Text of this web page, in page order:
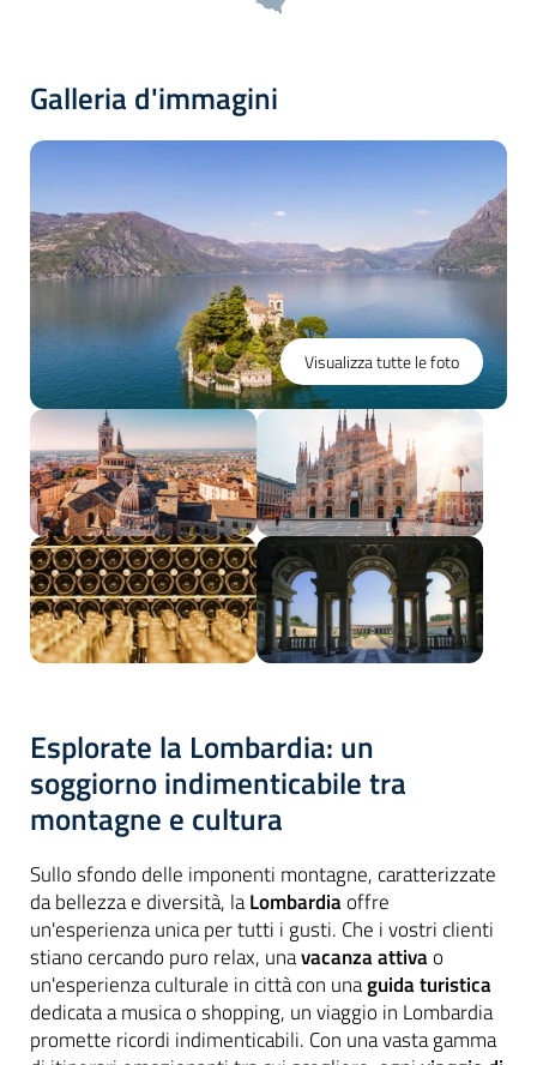
Galleria d'immagini
Visualizza tutte le foto
Esplorate la Lombardia: un
soggiorno indimenticabile tra
montagne e cultura
Sullo sfondo delle imponenti montagne, caratterizzate
da bellezza e diversità, laLombardiaoffre
un'esperienza unica per tutti i gusti. Che i vostri clienti
stiano cercando puro relax, unavacanza attivao
un'esperienza culturale in città con unaguida turistica
dedicata a musica o shopping, un viaggio in Lombardia
promette ricordi indimenticabili. Con una vasta gamma